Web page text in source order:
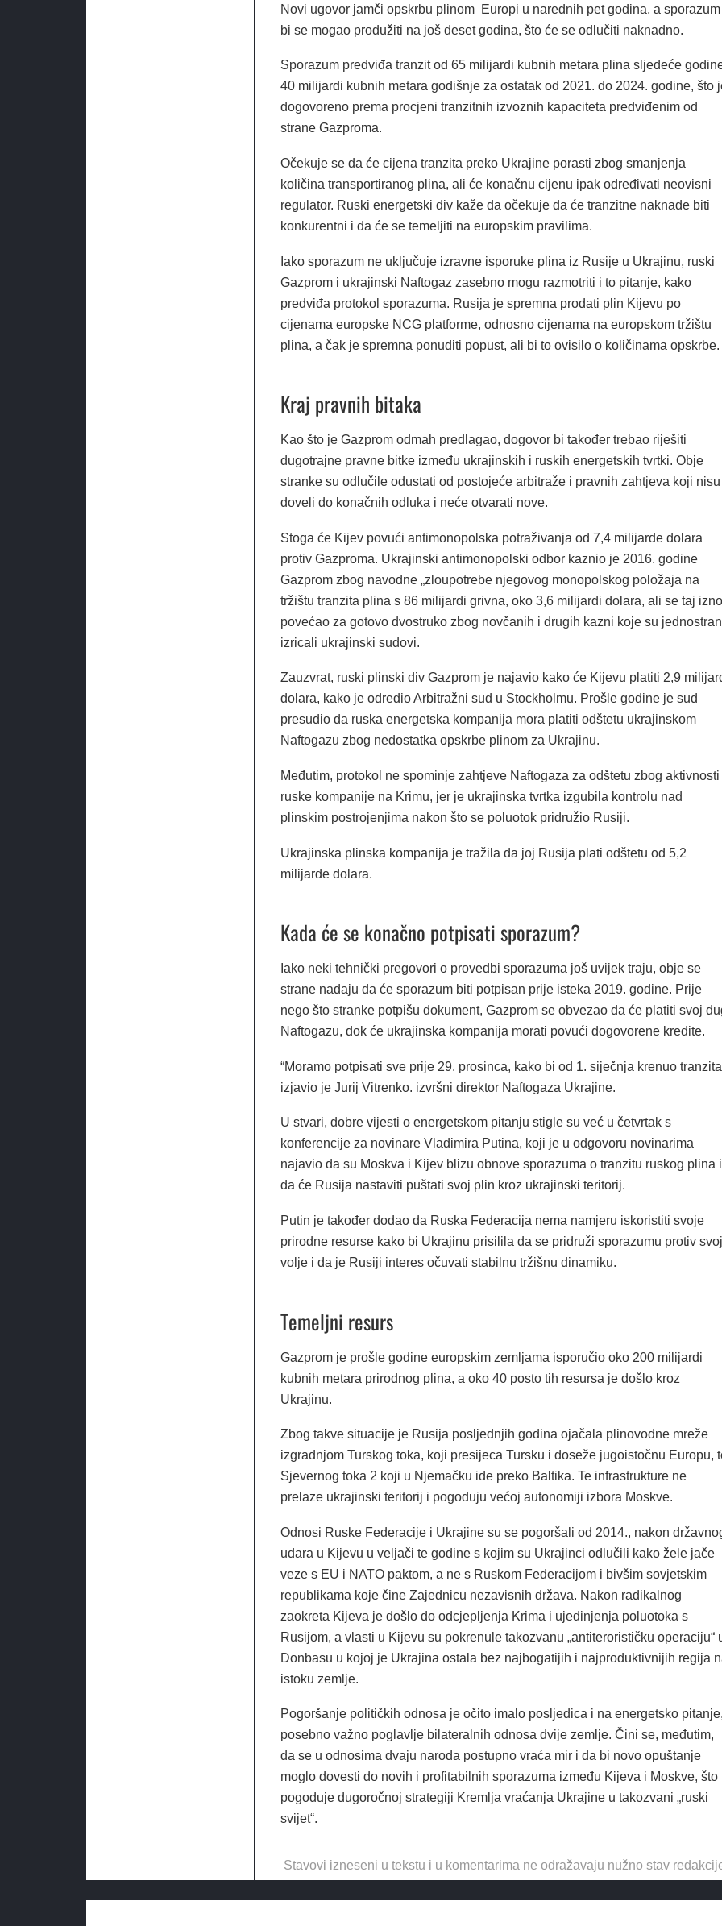
Novi ugovor jamči opskrbu plinom Europi u narednih pet godina, a sporazum
bi se mogao produžiti na još deset godina, što će se odlučiti naknadno.
Sporazum predviđa tranzit od 65 milijardi kubnih metara plina sljedeće
40 milijardi kubnih metara godišnje za ostatak od 2021. do 2024. godine, što
dogovoreno prema procjeni tranzitnih izvoznih kapaciteta predviđenim od
strane Gazproma.
Očekuje se da će cijena tranzita preko Ukrajine porasti zbog smanjenja
količina transportiranog plina, ali će konačnu cijenu ipak određivati neovisni
regulator. Ruski energetski div kaže da očekuje da će tranzitne naknade biti
konkurentni i da će se temeljiti na europskim pravilima.
Iako sporazum ne uključuje izravne isporuke plina iz Rusije u Ukrajinu, ruski
Gazprom i ukrajinski Naftogaz zasebno mogu razmotriti i to pitanje, kako
predviđa protokol sporazuma. Rusija je spremna prodati plin Kijevu po
cijenama europske NCG platforme, odnosno cijenama na europskom tržištu
plina, a čak je spremna ponuditi popust, ali bi to ovisilo o količinama opskrbe.
Kraj pravnih bitaka
Kao što je Gazprom odmah predlagao, dogovor bi također trebao riješiti
dugotrajne pravne bitke između ukrajinskih i ruskih energetskih tvrtki. Obje
stranke su odlučile odustati od postojeće arbitraže i pravnih zahtjeva koji nisu
doveli do konačnih odluka i neće otvarati nove.
Stoga će Kijev povući antimonopolska potraživanja od 7,4 milijarde dolara
protiv Gazproma. Ukrajinski antimonopolski odbor kaznio je 2016. godine
Gazprom zbog navodne „zloupotrebe njegovog monopolskog položaja na
tržištu tranzita plina s 86 milijardi grivna, oko 3,6 milijardi dolara, ali se taj
povećao za gotovo dvostruko zbog novčanih i drugih kazni koje su
izricali ukrajinski sudovi.
Zauzvrat, ruski plinski div Gazprom je najavio kako će Kijevu platiti 2,9
dolara, kako je odredio Arbitražni sud u Stockholmu. Prošle godine je sud
presudio da ruska energetska kompanija mora platiti odštetu ukrajinskom
Naftogazu zbog nedostatka opskrbe plinom za Ukrajinu.
Međutim, protokol ne spominje zahtjeve Naftogaza za odštetu zbog aktivnosti
ruske kompanije na Krimu, jer je ukrajinska tvrtka izgubila kontrolu nad
plinskim postrojenjima nakon što se poluotok pridružio Rusiji.
Ukrajinska plinska kompanija je tražila da joj Rusija plati odštetu od 5,2
milijarde dolara.
Kada će se konačno potpisati sporazum?
Iako neki tehnički pregovori o provedbi sporazuma još uvijek traju, obje se
strane nadaju da će sporazum biti potpisan prije isteka 2019. godine. Prije
nego što stranke potpišu dokument, Gazprom se obvezao da će platiti svoj
Naftogazu, dok će ukrajinska kompanija morati povući dogovorene kredite.
“Moramo potpisati sve prije 29. prosinca, kako bi od 1. siječnja krenuo
izjavio je Jurij Vitrenko. izvršni direktor Naftogaza Ukrajine.
U stvari, dobre vijesti o energetskom pitanju stigle su već u četvrtak s
konferencije za novinare Vladimira Putina, koji je u odgovoru novinarima
najavio da su Moskva i Kijev blizu obnove sporazuma o tranzitu ruskog plina i
da će Rusija nastaviti puštati svoj plin kroz ukrajinski teritorij.
Putin je također dodao da Ruska Federacija nema namjeru iskoristiti svoje
prirodne resurse kako bi Ukrajinu prisilila da se pridruži sporazumu protiv
volje i da je Rusiji interes očuvati stabilnu tržišnu dinamiku.
Temeljni resurs
Gazprom je prošle godine europskim zemljama isporučio oko 200 milijardi
kubnih metara prirodnog plina, a oko 40 posto tih resursa je došlo kroz
Ukrajinu.
Zbog takve situacije je Rusija posljednjih godina ojačala plinovodne mreže
izgradnjom Turskog toka, koji presijeca Tursku i doseže jugoistočnu Europu,
Sjevernog toka 2 koji u Njemačku ide preko Baltika. Te infrastrukture ne
prelaze ukrajinski teritorij i pogoduju većoj autonomiji izbora Moskve.
Odnosi Ruske Federacije i Ukrajine su se pogoršali od 2014., nakon
udara u Kijevu u veljači te godine s kojim su Ukrajinci odlučili kako žele jače
veze s EU i NATO paktom, a ne s Ruskom Federacijom i bivšim sovjetskim
republikama koje čine Zajednicu nezavisnih država. Nakon radikalnog
zaokreta Kijeva je došlo do odcjepljenja Krima i ujedinjenja poluotoka s
Rusijom, a vlasti u Kijevu su pokrenule takozvanu „antiterorističku operaciju“
Donbasu u kojoj je Ukrajina ostala bez najbogatijih i najproduktivnijih regija
istoku zemlje.
Pogoršanje političkih odnosa je očito imalo posljedica i na energetsko
posebno važno poglavlje bilateralnih odnosa dvije zemlje. Čini se, međutim,
da se u odnosima dvaju naroda postupno vraća mir i da bi novo opuštanje
moglo dovesti do novih i profitabilnih sporazuma između Kijeva i Moskve, što
pogoduje dugoročnoj strategiji Kremlja vraćanja Ukrajine u takozvani „ruski
svijet“.
Stavovi izneseni u tekstu i u komentarima ne odražavaju nužno stav